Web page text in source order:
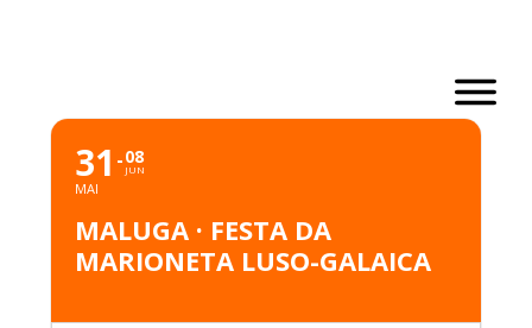
31
MAI
08
JUN
MALUGA · FESTA DA
MARIONETA LUSO-GALAICA